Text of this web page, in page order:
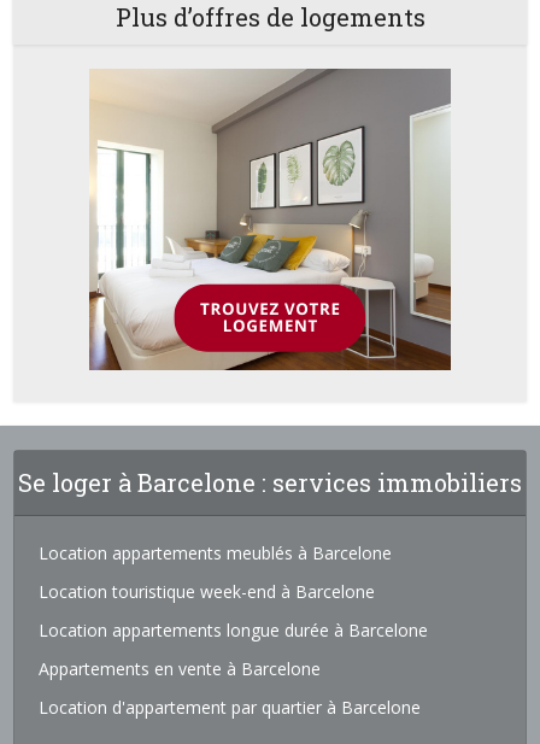
Plus d’offres de logements
Se loger à Barcelone : services immobiliers
Location appartements meublés à Barcelone
Location touristique week-end à Barcelone
Location appartements longue durée à Barcelone
Appartements en vente à Barcelone
Location d'appartement par quartier à Barcelone